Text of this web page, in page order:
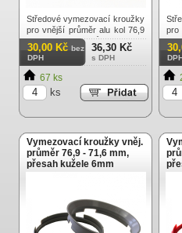
Středové vymezovací kroužky
pro vnější průměr alu kol 76,9
mm na vnitřní průměr náboje
57,1 mm, přesah kužele 6mm.
Tvrzený plast - vysoká
odolnost. Cena za 1 ks
kroužku.
30,00 Kč bez
DPH
36,30 Kč
s DPH
67 ks
ks
pro
Vymezovací kroužky vněj.
průměr 76,9 - 71,6 mm,
přesah kužele 6mm